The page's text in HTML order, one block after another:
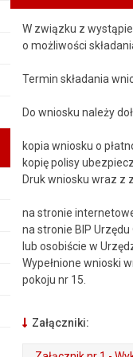
W związku z
o możliwości
Termin składania
Do wniosku należy
kopia wniosku o
kopię polisy
Druk wniosku wraz z
na stronie
na stronie BIP Urzędu
lub osobiście w
Wypełnione wnioski
pokoju nr 15.
Załączniki: